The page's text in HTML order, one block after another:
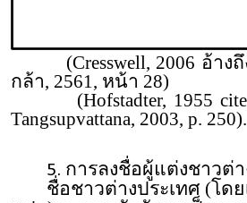
(Cresswell, 2006 อ้างถึง
กล้า, 2561, หน้า 28)
(Hofstadter, 1955 cited
Tangsupvattana, 2003, p. 250).
5. การลงชื่อผู้แต่งชาวต่า
ชื่อชาวต่างประเทศ (โด